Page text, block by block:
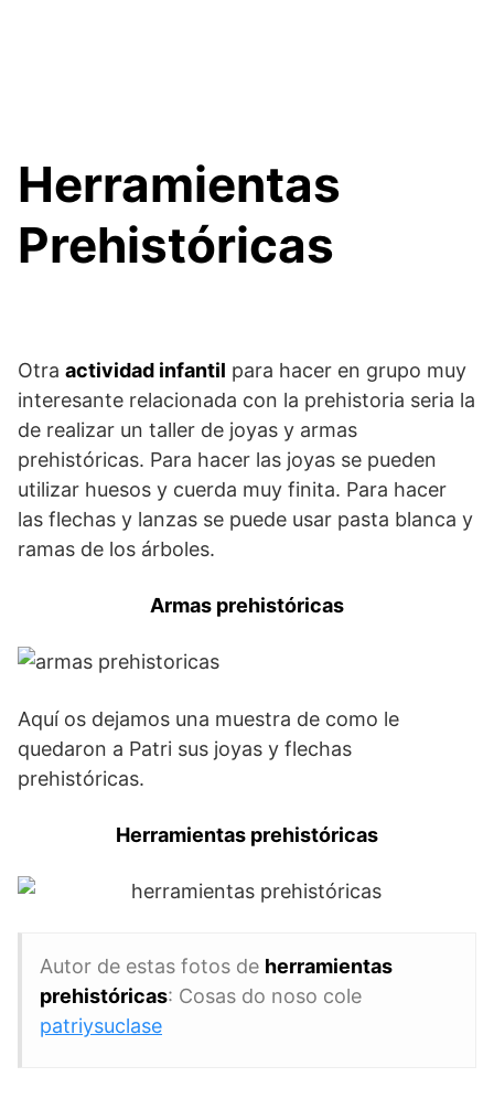
Herramientas
Prehistóricas
Otra actividad infantil para hacer en grupo muy
interesante relacionada con la prehistoria seria la
de realizar un taller de joyas y armas
prehistóricas. Para hacer las joyas se pueden
utilizar huesos y cuerda muy finita. Para hacer
las flechas y lanzas se puede usar pasta blanca y
ramas de los árboles.
Armas prehistóricas
Aquí os dejamos una muestra de como le
quedaron a Patri sus joyas y flechas
prehistóricas.
Herramientas prehistóricas
Autor de estas fotos de herramientas
prehistóricas: Cosas do noso cole
patriysuclase